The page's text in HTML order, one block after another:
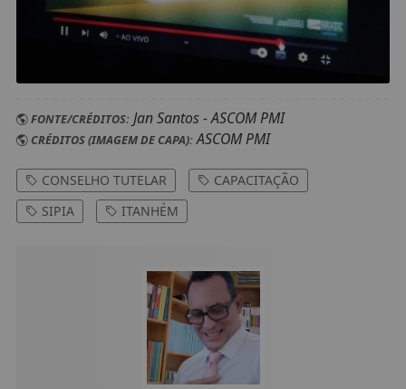
FONTE/CRÉDITOS:Jan Santos - ASCOM PMI
CRÉDITOS (IMAGEM DE CAPA):ASCOM PMI
CONSELHO TUTELAR
CAPACITAÇÃO
SIPIA
ITANHÉM